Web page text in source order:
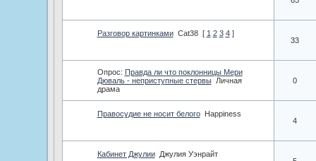
Разговор картинками Cat38 [ 1 2 3 4 ]
33
Опрос: Правда ли что поклонницы Мери
Дюваль - неприступные стервы
Личная
драма
0
Правосудие не носит белого
Happiness
4
Кабинет Джулии
Джулия Уэнрайт